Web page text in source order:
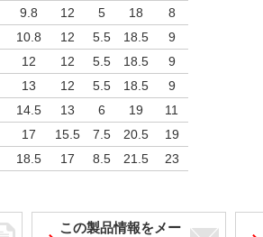
9.8 12 5 18
8
10.8 12 5.5 18.5
9
12 12 5.5 18.5
9
13 12 5.5 18.5
9
14.5 13 6 19
11
17 15.5 7.5 20.5
19
18.5 17 8.5 21.5 23
この製品情報をメー